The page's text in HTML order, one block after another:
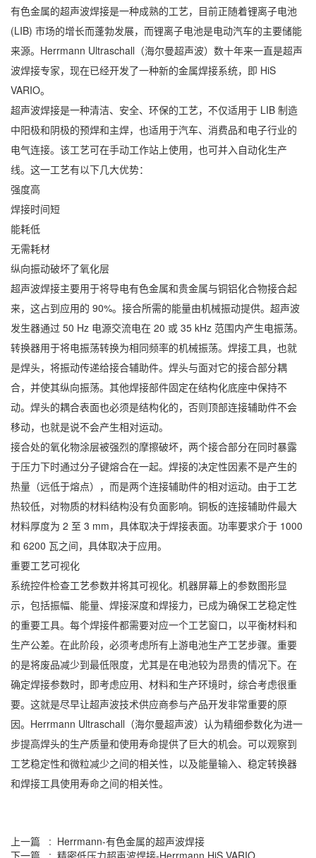
有色金属的超声波焊接是一种成熟的工艺，目前正随着锂离子电池
(LIB) 市场的增长而蓬勃发展，而锂离子电池是电动汽车的主要储能
来源。Herrmann Ultraschall（海尔曼超声波）数十年来一直是超声
波焊接专家，现在已经开发了一种新的金属焊接系统，即 HiS
VARIO。
超声波焊接是一种清洁、安全、环保的工艺，不仅适用于 LIB 制造
中阳极和阴极的预焊和主焊，也适用于汽车、消费品和电子行业的
电气连接。该工艺可在手动工作站上使用，也可并入自动化生产
线。这一工艺有以下几大优势：
强度高
焊接时间短
能耗低
无需耗材
纵向振动破坏了氧化层
超声波焊接主要用于将导电有色金属和贵金属与铜铝化合物接合起
来，这占到应用的 90%。接合所需的能量由机械振动提供。超声波
发生器通过 50 Hz 电源交流电在 20 或 35 kHz 范围内产生电振荡。
转换器用于将电振荡转换为相同频率的机械振荡。焊接工具，也就
是焊头，将振动传递给接合辅助件。焊头与面对它的接合部分耦
合，并使其纵向振荡。其他焊接部件固定在结构化底座中保持不
动。焊头的耦合表面也必须是结构化的，否则顶部连接辅助件不会
移动，也就是说不会产生相对运动。
接合处的氧化物涂层被强烈的摩擦破坏，两个接合部分在同时暴露
于压力下时通过分子键熔合在一起。焊接的决定性因素不是产生的
热量（远低于熔点），而是两个连接辅助件的相对运动。由于工艺
热较低，对物质的材料结构没有负面影响。铜板的连接辅助件最大
材料厚度为 2 至 3 mm，具体取决于焊接表面。功率要求介于 1000
和 6200 瓦之间，具体取决于应用。
重要工艺可视化
系统控件检查工艺参数并将其可视化。机器屏幕上的参数图形显
示，包括振幅、能量、焊接深度和焊接力，已成为确保工艺稳定性
的重要工具。每个焊接件都需要对应一个工艺窗口，以平衡材料和
生产公差。在此阶段，必须考虑所有上游电池生产工艺步骤。重要
的是将废品减少到最低限度，尤其是在电池较为昂贵的情况下。在
确定焊接参数时，即考虑应用、材料和生产环境时，综合考虑很重
要。这就是尽早让超声波技术供应商参与产品开发非常重要的原
因。Herrmann Ultraschall（海尔曼超声波）认为精细参数化为进一
步提高焊头的生产质量和使用寿命提供了巨大的机会。可以观察到
工艺稳定性和微粒减少之间的相关性，以及能量输入、稳定转换器
和焊接工具使用寿命之间的相关性。
上一篇 : Herrmann-有色金属的超声波焊接